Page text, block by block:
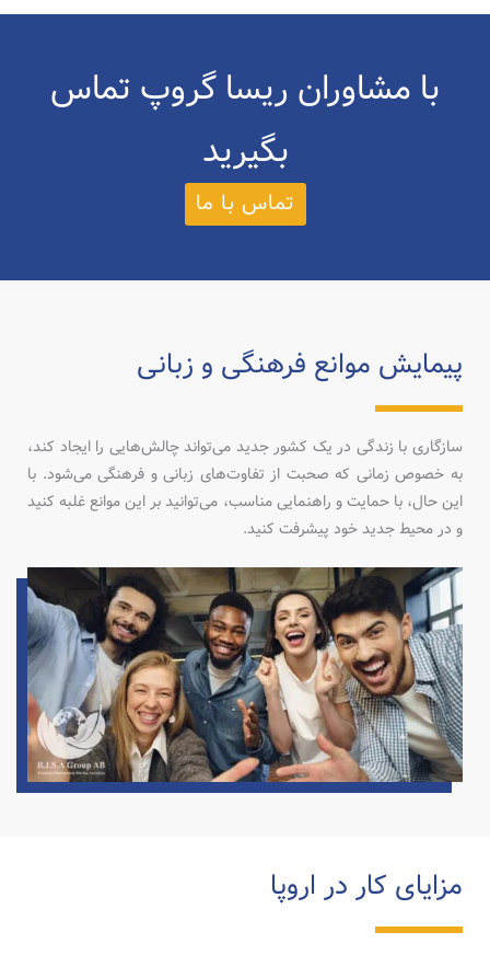
با مشاوران ریسا گروپ تماس
بگیرید
تماس با ما
پیمایش موانع فرهنگی و زبانی
سازگاری با زندگی در یک کشور جدید می‌تواند چالش‌هایی را ایجاد کند،
به خصوص زمانی که صحبت از تفاوت‌های زبانی و فرهنگی می‌شود. با
این حال، با حمایت و راهنمایی مناسب، می‌توانید بر این موانع غلبه کنید
و در محیط جدید خود پیشرفت کنید.
مزایای کار در اروپا